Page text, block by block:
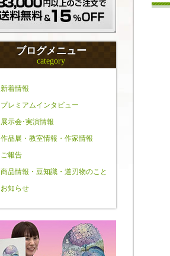
ブログメニュー
category
新着情報
プレミアムインタビュー
展示会･実演情報
作品展・教室情報・作家情報
ご報告
商品情報・豆知識・道刃物のこと
お知らせ